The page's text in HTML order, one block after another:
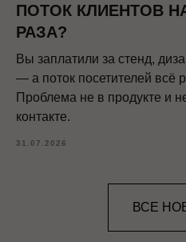
ПОТОК КЛИЕНТОВ
РАЗА?
Вы заплатили за стенд,
— а поток посетителей всё
Проблема не в продукте и
контакте.
31.07.2026
ВСЕ